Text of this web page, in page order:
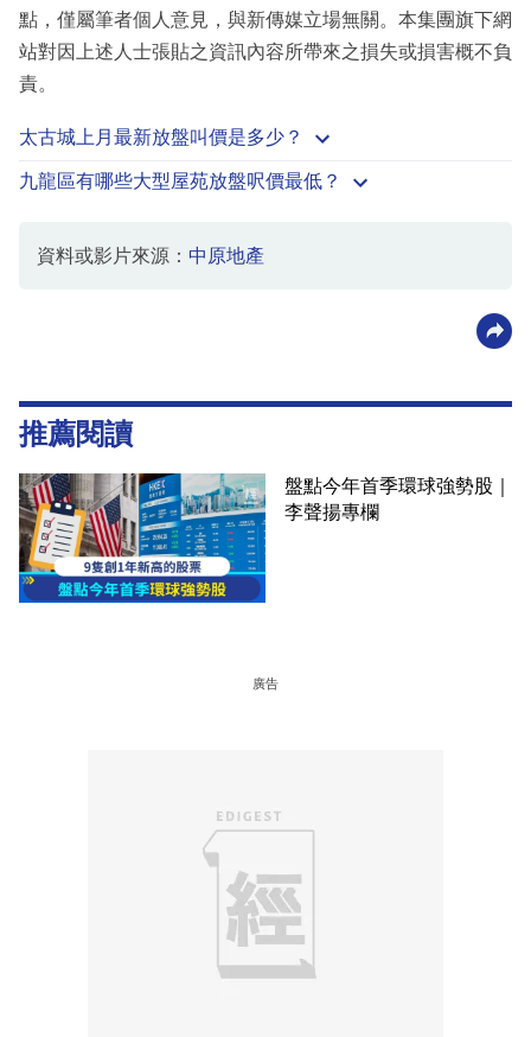
點，僅屬筆者個人意見，與新傳媒立場無關。本集團旗下網
站對因上述人士張貼之資訊內容所帶來之損失或損害概不負
責。
太古城上月最新放盤叫價是多少？
九龍區有哪些大型屋苑放盤呎價最低？
資料或影片來源： 中原地產
推薦閱讀
盤點今年首季環球強勢股｜
李聲揚專欄
廣告